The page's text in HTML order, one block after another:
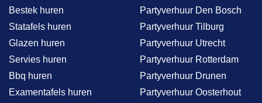
Bestek huren
Statafels huren
Glazen huren
Servies huren
Bbq huren
Examentafels huren
Partyverhuur Den Bosch
Partyverhuur Tilburg
Partyverhuur Utrecht
Partyverhuur Rotterdam
Partyverhuur Drunen
Partyverhuur Oosterhout